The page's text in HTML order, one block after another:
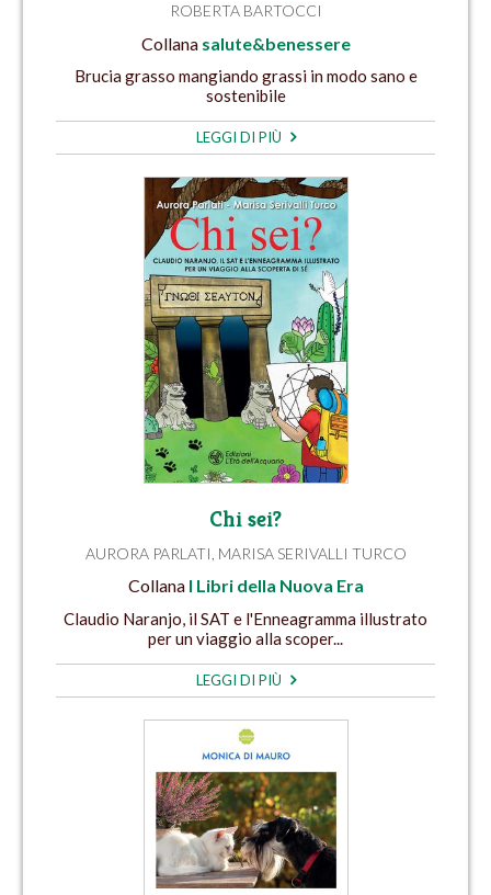
ROBERTA BARTOCCI
Collana salute&benessere
Brucia grasso mangiando grassi in modo sano e
sostenibile
LEGGI DI PIÙ
Chi sei?
AURORA PARLATI MARISA SERIVALLI TURCO
Collana I Libri della Nuova Era
Claudio Naranjo, il SAT e l'Enneagramma illustrato
per un viaggio alla scoper...
LEGGI DI PIÙ